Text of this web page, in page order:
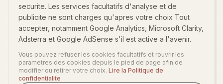
securite. Les services facultatifs d'analyse et de
publicite ne sont charges qu'apres votre choix Tout
accepter, notamment Google Analytics, Microsoft Clarity,
Adsterra et Google AdSense s'il est active a l'avenir.
Vous pouvez refuser les cookies facultatifs et rouvrir les
parametres des cookies depuis le pied de page afin de
modifier ou retirer votre choix. Lire la Politique de
confidentialite